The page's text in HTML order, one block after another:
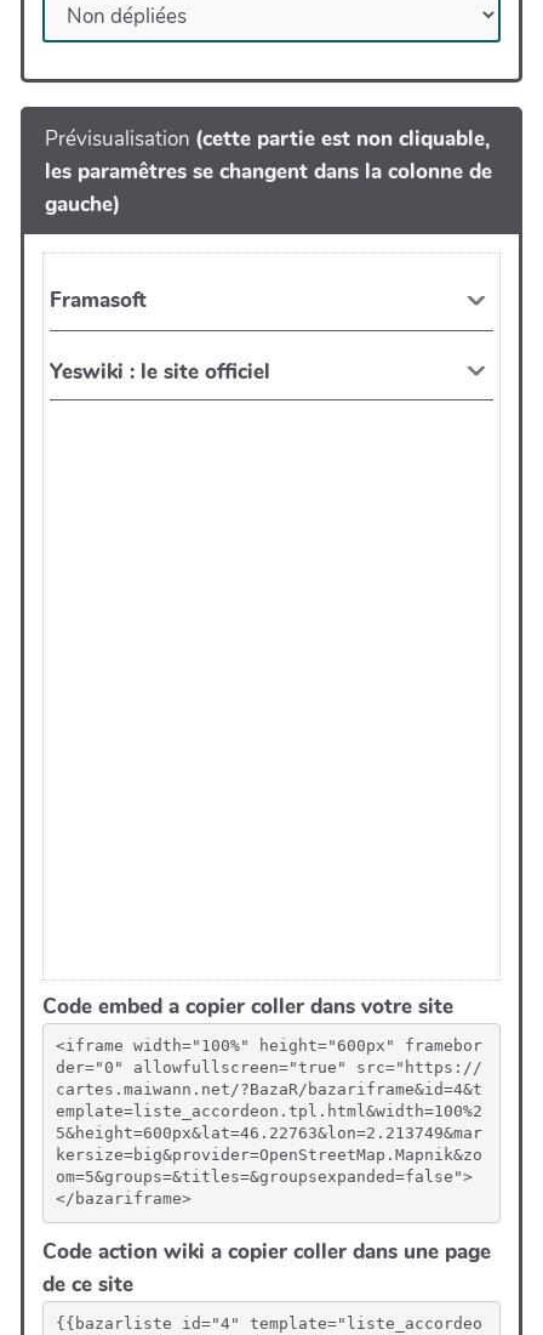
Prévisualisation (cette partie est non cliquable,
les paramêtres se changent dans la colonne de
gauche)
Code embed a copier coller dans votre site
<iframe width="100%" height="600px" framebor
der="0" allowfullscreen="true" src="https://
cartes.maiwann.net/?BazaR/bazariframe&id=4&t
emplate=liste_accordeon.tpl.html&width=100%2
5&height=600px&lat=46.22763&lon=2.213749&mar
kersize=big&provider=OpenStreetMap.Mapnik&zo
om=5&groups=&titles=&groupsexpanded=false">
</bazariframe>
Code action wiki a copier coller dans une page
de ce site
{{bazarliste id="4" template="liste_accordeo